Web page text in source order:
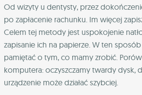
Od wizyty u dentysty, przez
po zapłacenie rachunku. Im więcej
Celem tej metody jest uspokojenie
zapisanie ich na papierze. W ten
pamiętać o tym, co mamy zrobić.
komputera: oczyszczamy twardy dysk,
urządzenie może działać szybciej.